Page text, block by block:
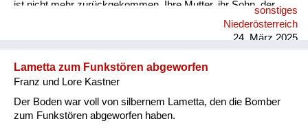
ist nicht mehr zurückgekommen. Ihre Mutter, ihr Sohn, der
Walter, der ein, zwei Jahre jünger war als ich, wir haben uns
sehr schnell angefreundet. Eine der Blödheiten meiner Mutter
dass wir jüdisch waren. Das mit dem Judenstempel war nur,
weil meine Schwester in die Schule gegangen ist und,
masochistischer weise mit dem Lehrer gesprochen hat. Das
hat sie auch gemacht bei meiner Lehrfrau in der Schneiderei
und auch...
sonstiges
Niederösterreich
24. März 2025
Lametta zum Funkstören abgeworfen
Franz und Lore Kastner
Der Boden war voll von silbernem Lametta, den die Bomber
zum Funkstören abgeworfen haben.